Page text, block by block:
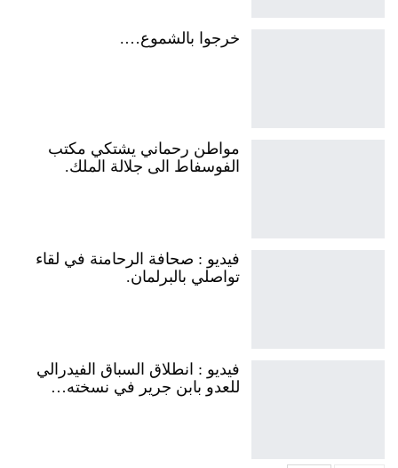
خرجوا بالشموع….
مواطن رحماني يشتكي مكتب
الفوسفاط الى جلالة الملك.
فيديو : صحافة الرحامنة في لقاء
تواصلي بالبرلمان.
فيديو : انطلاق السباق الفيدرالي
للعدو بابن جرير في نسخته…